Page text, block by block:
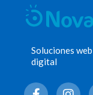
Soluciones
digital
F
I